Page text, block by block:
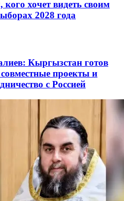
кого хочет видеть своим
2028 года
Кыргызстан готов
проекты и
с Россией